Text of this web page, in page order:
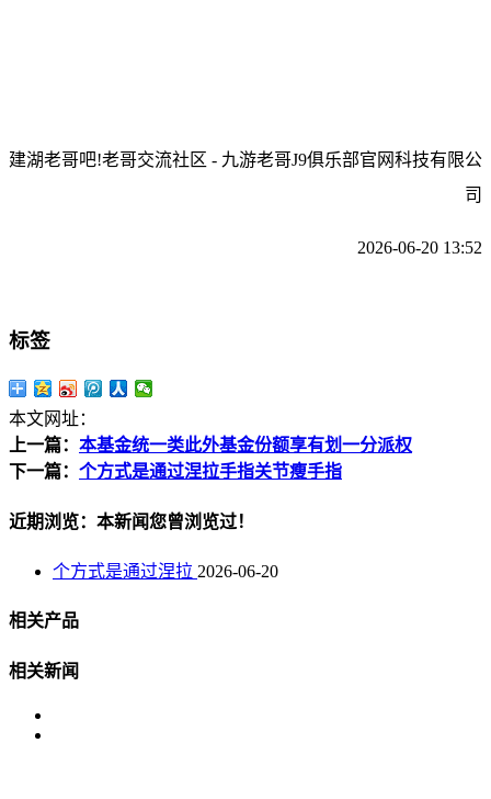
建湖老哥吧!老哥交流社区 - 九游老哥J9俱乐部官网科技有限公
司
2026-06-20 13:52
标签
本文网址：
上一篇： 本基金统一类此外基金份额享有划一分派权
下一篇： 个方式是通过涅拉手指关节瘦手指
近期浏览：本新闻您曾浏览过！
个方式是通过涅拉 2026-06-20
相关产品
相关新闻